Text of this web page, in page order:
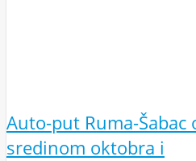
Auto-put Ruma-Šabac
sredinom oktobra i